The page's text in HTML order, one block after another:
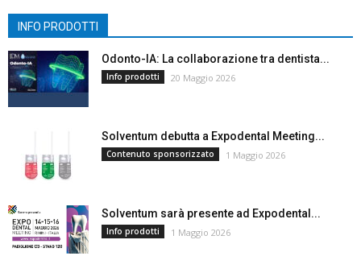
INFO PRODOTTI
Odonto-IA: La collaborazione tra dentista...
Info prodotti 20 Maggio 2026
Solventum debutta a Expodental Meeting...
Contenuto sponsorizzato 1 Maggio 2026
Solventum sarà presente ad Expodental...
Info prodotti 1 Maggio 2026